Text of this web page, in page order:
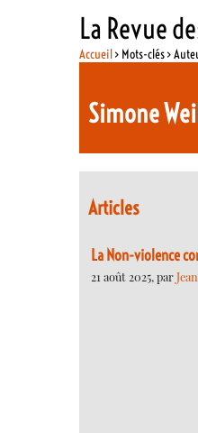
La Revue
Accueil> Mots-clés >
Simone
Articles
La Non-violence
21 août 2025, par